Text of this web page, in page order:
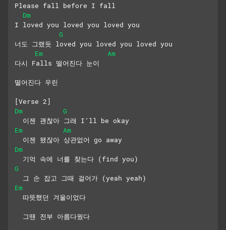
Please fall before I fall
Dm
I loved you loved you loved you
G
너도 그랬듯 loved you loved you loved you
Em
Am
다시 Falls 떨어진다 눈이
떨어진다 우린
[Verse 2]
Dm
G
  이젠 괜찮아 그래 I’ll be okay
Em
Am
  이젠 됐잖아 상관없어 go away
Dm
  기억 속에 너를 찾는다 (find you)
G
  그 손 잡고 그때 걸어가 (yeah yeah)
Em
  따뜻했던 겨울이었다
  그땐 전부 아름다웠다